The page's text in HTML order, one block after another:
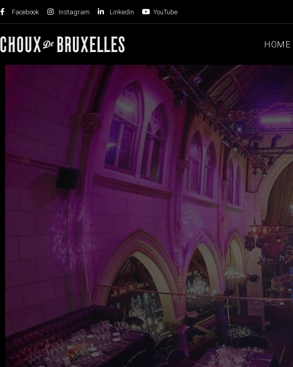
Facebook Instagram LinkedIn YouTube
HOME